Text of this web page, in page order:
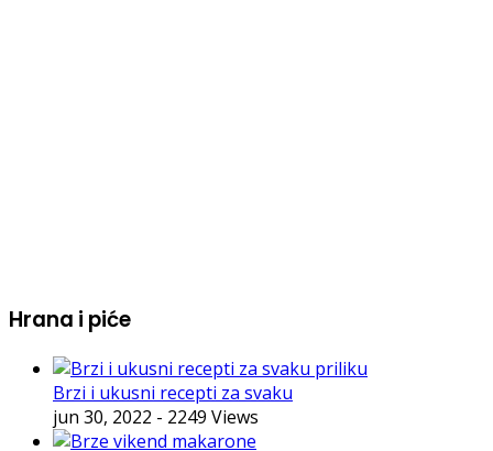
Hrana i piće
Brzi i ukusni recepti za svaku
jun 30, 2022 - 2249 Views